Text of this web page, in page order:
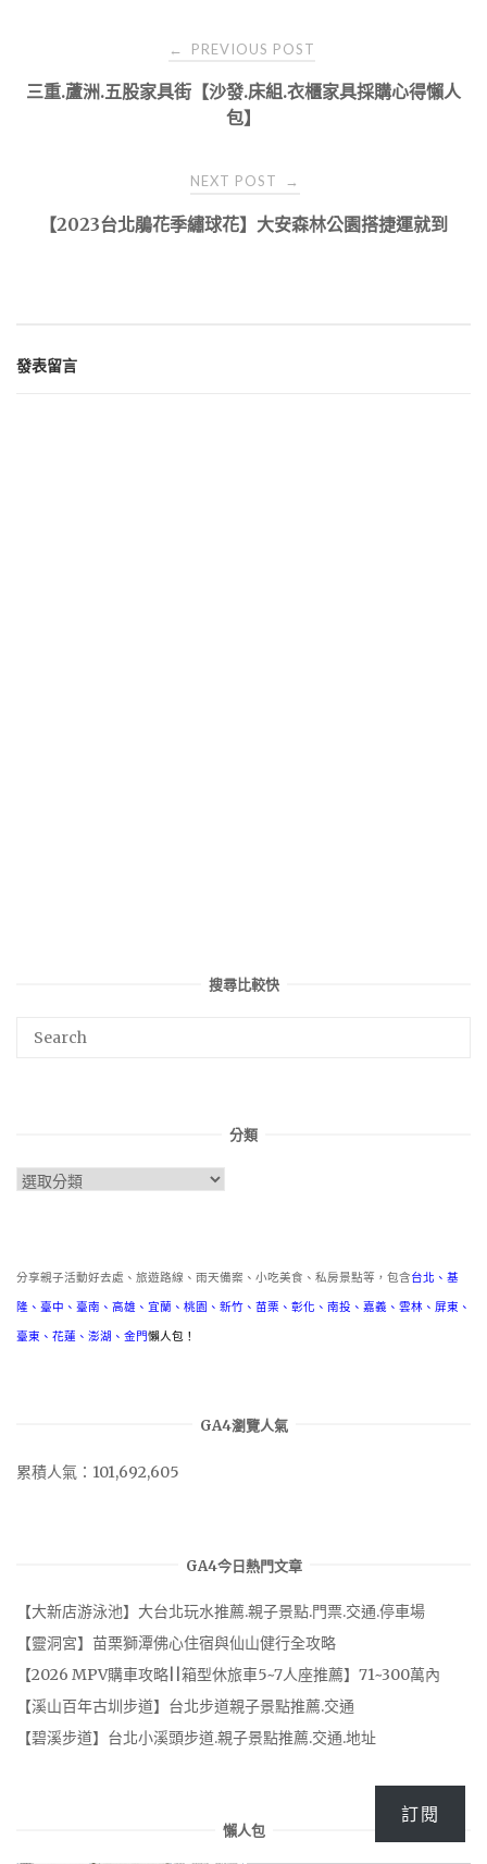
navigation
← PREVIOUS POST
三重.蘆洲.五股家具街【沙發.床組.衣櫃家具採購心得懶人
包】
NEXT POST →
【2023台北鵑花季繡球花】大安森林公園搭捷運就到
發表留言
搜尋比較快
分類
分
分享親子活動好去處、旅遊路線、雨天備案、小吃美食、私房景點等，包含台北 、 基
隆 、 臺中 、 臺南 、 高雄 、 宜蘭 、 桃園 、 新竹 、 苗栗 、 彰化 、 南投 、 嘉義 、 雲林 、 屏東 、
臺東 、 花蓮 、 澎湖 、 金門懶人包！
GA4瀏覽人氣
累積人氣：101,692,605
GA4今日熱門文章
【大新店游泳池】大台北玩水推薦.親子景點.門票.交通.停車場
【靈洞宮】苗栗獅潭佛心住宿與仙山健行全攻略
【2026 MPV購車攻略||箱型休旅車5~7人座推薦】71~300萬內
【溪山百年古圳步道】台北步道親子景點推薦.交通
【碧溪步道】台北小溪頭步道.親子景點推薦.交通.地址
懶人包
訂閱